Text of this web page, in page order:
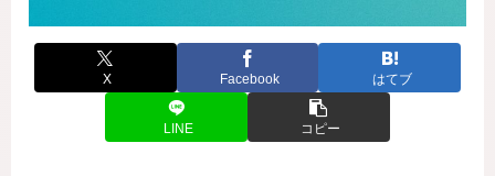
X Facebook はてブ
LINE コピー